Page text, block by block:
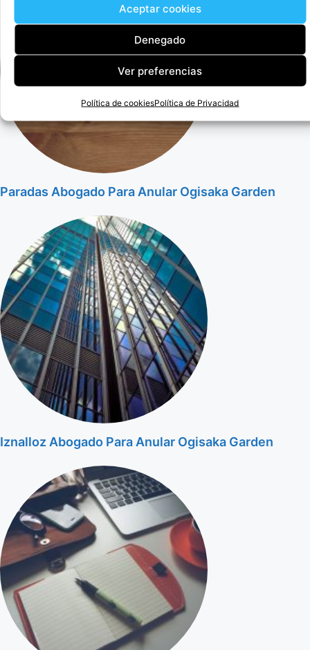
Aceptar cookies
Denegado
Ver preferencias
Política de cookiesPolítica de Privacidad
Paradas Abogado Para Anular Ogisaka Garden
Iznalloz Abogado Para Anular Ogisaka Garden